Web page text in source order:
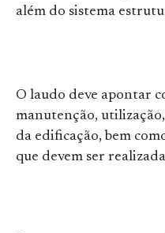
além do sistema
O laudo deve apontar
manutenção,
da edificação, bem
que devem ser